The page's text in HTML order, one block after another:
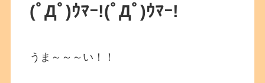
(ﾟДﾟ)ｳﾏｰ!(ﾟДﾟ)ｳﾏｰ!
うま～～～い！！